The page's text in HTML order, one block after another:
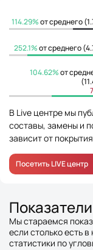
114.29%от среднего
252.1%от среднего
104.62%от
В Live центре мы
составы, замены и
зависит от
Посетить LIVE центр
Мы стараемся
если столько есть
статистики по